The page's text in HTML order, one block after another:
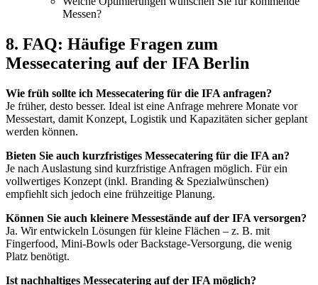
Messen?
8. FAQ: Häufige Fragen zum
Messecatering auf der IFA Berlin
Wie früh sollte ich Messecatering für die IFA anfragen?
Je früher, desto besser. Ideal ist eine Anfrage mehrere Monate vor
Messestart, damit Konzept, Logistik und Kapazitäten sicher geplant
werden können.
Bieten Sie auch kurzfristiges Messecatering für die IFA an?
Je nach Auslastung sind kurzfristige Anfragen möglich. Für ein
vollwertiges Konzept (inkl. Branding & Spezialwünschen)
empfiehlt sich jedoch eine frühzeitige Planung.
Können Sie auch kleinere Messestände auf der IFA versorgen?
Ja. Wir entwickeln Lösungen für kleine Flächen – z. B. mit
Fingerfood, Mini-Bowls oder Backstage-Versorgung, die wenig
Platz benötigt.
Ist nachhaltiges Messecatering auf der IFA möglich?